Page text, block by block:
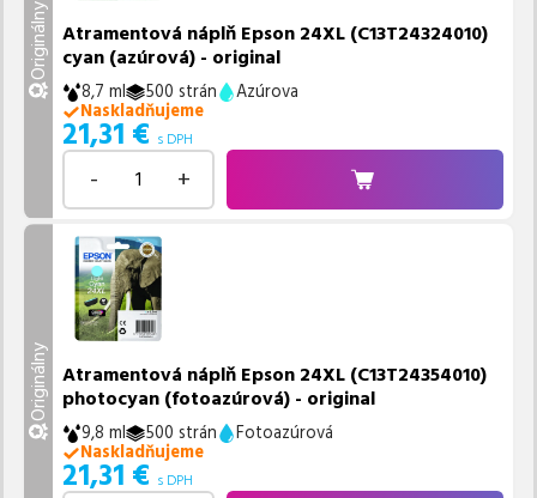
Originálny Atramentová náplň Epson 24XL (C13T24324010)
cyan (azúrová) - original
8,7 ml 500 strán
Azúrova
Naskladňujeme
21,31 € s DPH
- +
Originálny Atramentová náplň Epson 24XL (C13T24354010)
photocyan (fotoazúrová) - original
9,8 ml 500 strán
Fotoazúrová
Naskladňujeme
21,31 € s DPH